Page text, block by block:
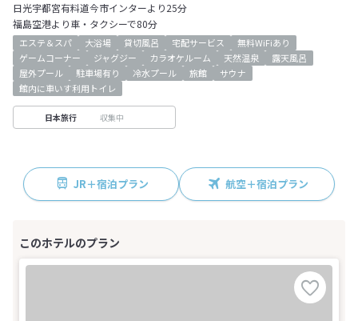
日光宇都宮有料道今市インターより25分
福島空港より車・タクシーで80分
エステ＆スパ 大浴場 貸切風呂 宅配サービス
無料WiFiあり
ゲームコーナー
ジャグジー カラオケルーム 天然温泉
露天風呂
屋外プール
駐車場有り 冷水プール 旅館
サウナ
館内に車いす利用トイレ
日本旅行 収集中
JR＋宿泊プラン 航空＋宿泊プラン